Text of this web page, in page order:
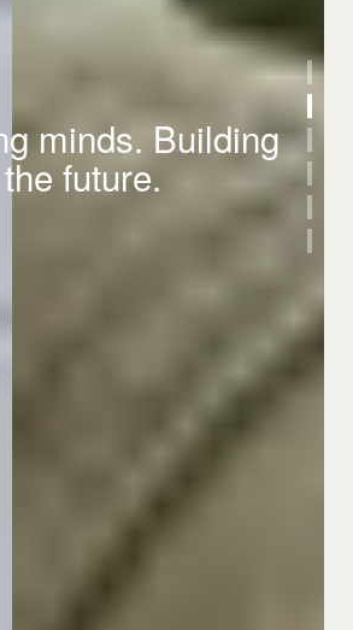
minds. Building
the future.